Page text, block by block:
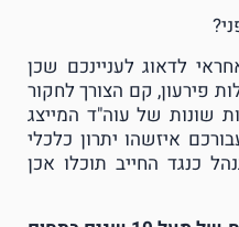
לדאוג לעניינכם שכן
פירעון, קם הצורך לחקור
שונות של עוה"ד המייצג
איזשהו יתרון כלכלי
כנגד החייב תוכלו אכן